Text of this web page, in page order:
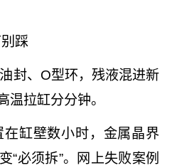
踩
封、O型环，残液混进新
温拉缸分分钟。
缸壁数小时，金属晶界
“必须拆”。网上失败案例